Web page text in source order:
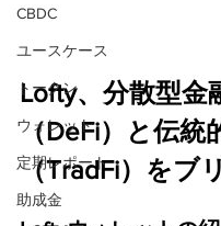
CBDC
ユースケース
トークン
ウォレット
定期レポート
助成金
Lofty、分散型金
（DeFi）と伝統
（TradFi）をブ